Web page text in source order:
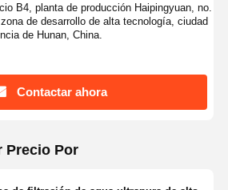
B4, planta de producción Haipingyuan, no.
de desarrollo de alta tecnología, ciudad
de Hunan, China.
Contactar ahora
Precio Por